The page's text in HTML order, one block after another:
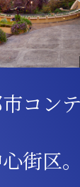
コン
街区。